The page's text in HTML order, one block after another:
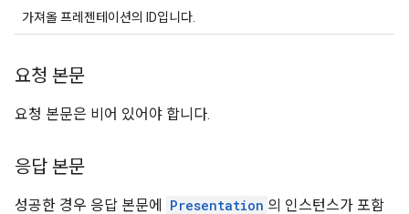
가져올 프레젠테이션의 ID입니다.
요청 본문
요청 본문은 비어 있어야 합니다.
응답 본문
성공한 경우 응답 본문에 Presentation 의 인스턴스가 포함